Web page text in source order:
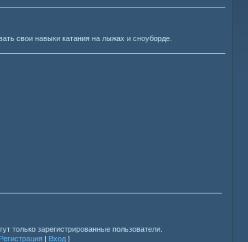
свои навыки катания на лыжах и сноуборде.
только зарегистрированные пользователи.
Регистрация | Вход ]